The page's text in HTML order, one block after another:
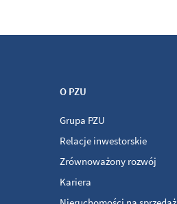
O PZU
Grupa PZU
Relacje inwestorskie
Zrównoważony rozwój
Kariera